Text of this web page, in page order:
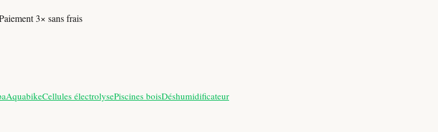
3× sans frais
AquabikeCellules électrolysePiscines boisDéshumidificateur